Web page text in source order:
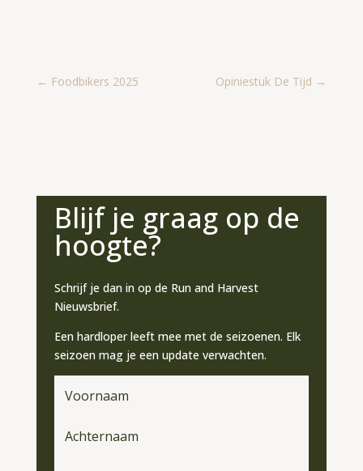
← Foodbikers 2025 Opiniestuk De Tijd →
Blijf je graag op de
hoogte?
Schrijf je dan in op de Run and Harvest
Nieuwsbrief.
Een hardloper leeft mee met de seizoenen. Elk
seizoen mag je een update verwachten.